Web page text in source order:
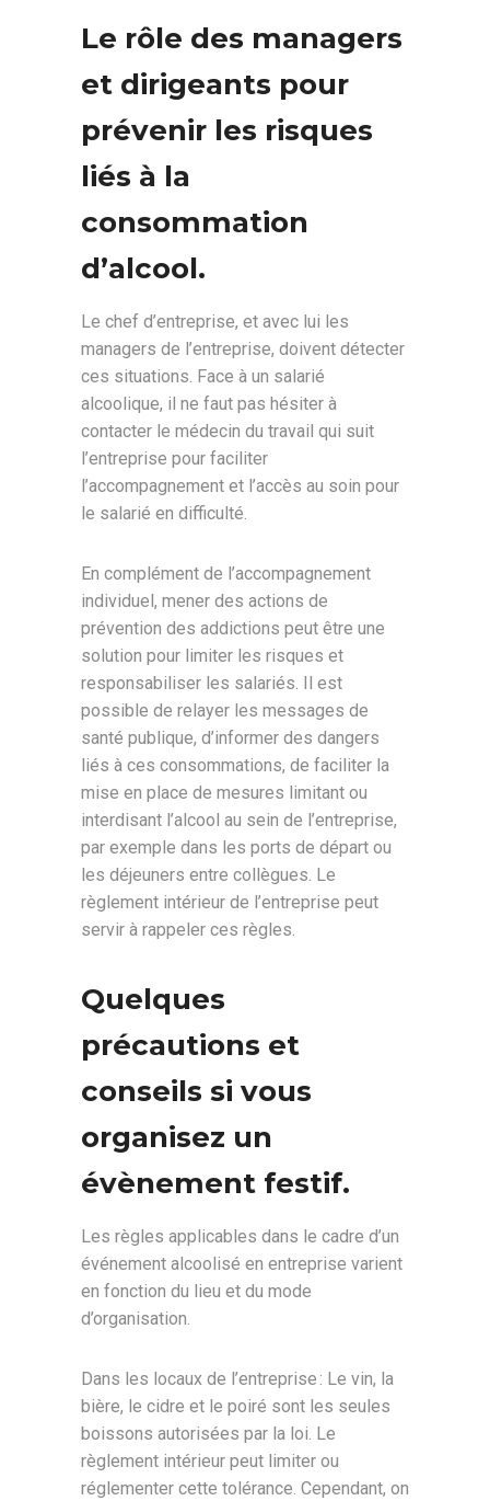
Le rôle des managers
et dirigeants pour
prévenir les risques
liés à la
consommation
d’alcool.
Le chef d’entreprise, et avec lui les
managers de l’entreprise, doivent détecter
ces situations. Face à un salarié
alcoolique, il ne faut pas hésiter à
contacter le médecin du travail qui suit
l’entreprise pour faciliter
l’accompagnement et l’accès au soin pour
le salarié en difficulté.
En complément de l’accompagnement
individuel, mener des actions de
prévention des addictions peut être une
solution pour limiter les risques et
responsabiliser les salariés. Il est
possible de relayer les messages de
santé publique, d’informer des dangers
liés à ces consommations, de faciliter la
mise en place de mesures limitant ou
interdisant l’alcool au sein de l’entreprise,
par exemple dans les ports de départ ou
les déjeuners entre collègues. Le
règlement intérieur de l’entreprise peut
servir à rappeler ces règles.
Quelques
précautions et
conseils si vous
organisez un
évènement festif.
Les règles applicables dans le cadre d’un
événement alcoolisé en entreprise varient
en fonction du lieu et du mode
d’organisation.
Dans les locaux de l’entreprise : Le vin, la
bière, le cidre et le poiré sont les seules
boissons autorisées par la loi. Le
règlement intérieur peut limiter ou
réglementer cette tolérance. Cependant, on